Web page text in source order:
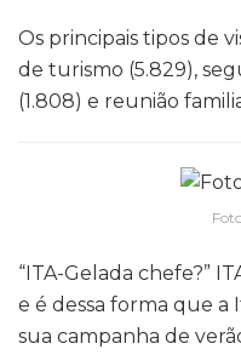
Os principais tipos de
de turismo (5.829),
(1.808) e reunião
“ITA-Gelada chefe?”
e é dessa forma que a
sua campanha de